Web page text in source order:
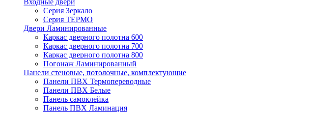
Входные двери
Серия Зеркало
Серия ТЕРМО
Двери Ламинированные
Каркас дверного полотна 600
Каркас дверного полотна 700
Каркас дверного полотна 800
Погонаж Ламинированный
Панели стеновые, потолочные, комплектующие
Панели ПВХ Термопереводные
Панели ПВХ Белые
Панель самоклейка
Панель ПВХ Ламинация